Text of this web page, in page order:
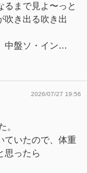
るまで見よ〜っと
吹き出る吹き出
中盤ソ・イン…
2026/07/27 19:56
。
ていたので、体重
思ったら